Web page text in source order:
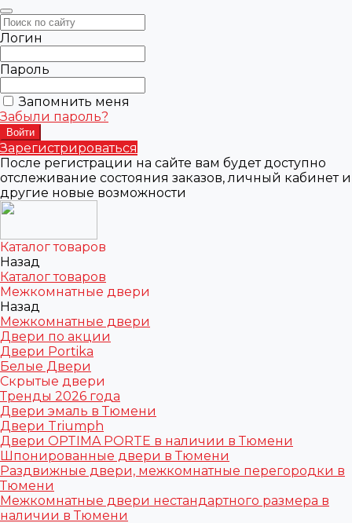
Логин
Пароль
Запомнить меня
Забыли пароль?
Зарегистрироваться
После регистрации на сайте вам будет доступно
отслеживание состояния заказов, личный кабинет и
другие новые возможности
Каталог товаров
Назад
Каталог товаров
Межкомнатные двери
Назад
Межкомнатные двери
Двери по акции
Двери Portika
Белые Двери
Скрытые двери
Тренды 2026 года
Двери эмаль в Тюмени
Двери Triumph
Двери OPTIMA PORTE в наличии в Тюмени
Шпонированные двери в Тюмени
Раздвижные двери, межкомнатные перегородки в
Тюмени
Межкомнатные двери нестандартного размера в
наличии в Тюмени